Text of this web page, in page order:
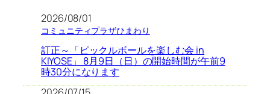
2026/08/01
コミュニティプラザひまわり
訂正～「ピックルボールを楽しむ会 in
KIYOSE」 8月9日（日）の開始時間が午前9
時30分になります